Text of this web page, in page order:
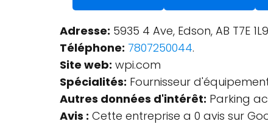
Adresse: 5935 4 Ave, Edson, AB T7E
Téléphone: 7807250044.
Site web: wpi.com
Spécialités: Fournisseur
Autres données d'intérêt: Parking
Avis : Cette entreprise a 0 avis sur